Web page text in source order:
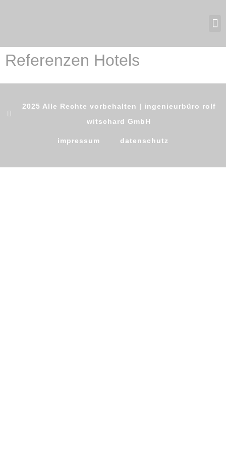
Referenzen Hotels
2025 Alle Rechte vorbehalten | ingenieurbüro rolf
witschard GmbH
impressum datenschutz